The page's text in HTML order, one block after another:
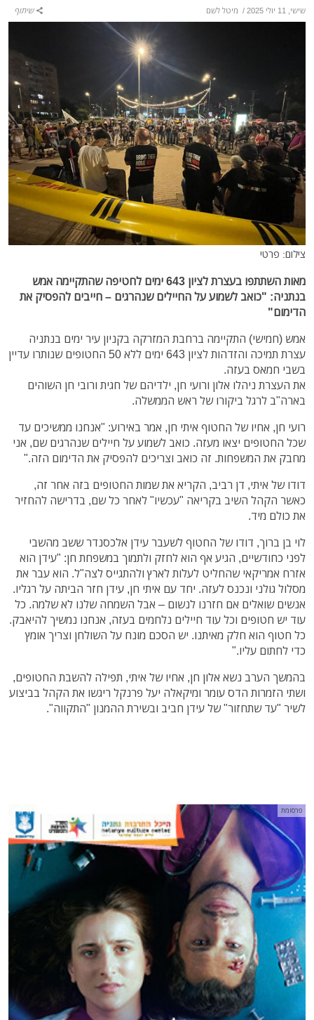
שישי, 11 יולי 2025 / מיטל לשם שיתוף
צילום: פרטי
מאות השתתפו בעצרת לציון 643 ימים לחטיפה שהתקיימה אמש
בנתניה: "כואב לשמוע על החיילים שנהרגים – חייבים להפסיק את
הדימום"
אמש (חמישי) התקיימה ברחבת המזרקה בקניון עיר ימים בנתניה
עצרת תמיכה והזדהות לציון 643 ימים ללא 50 החטופים שנותרו עדיין
בשבי חמאס בעזה.
את העצרת ניהלו אלון ורועי חן, ילדיהם של חגית ורובי חן השוהים
בארה"ב לרגל ביקורו של ראש הממשלה.
רועי חן, אחיו של החטוף איתי חן, אמר באירוע: "אנחנו ממשיכים עד
שכל החטופים יצאו מעזה. כואב לשמוע על חיילים שנהרגים שם, אני
מחבק את המשפחות. זה כואב וצריכים להפסיק את הדימום הזה."
דודו של איתי, דן רביב, הקריא את שמות החטופים בזה אחר זה,
כאשר הקהל השיב בקריאה "עכשיו" לאחר כל שם, בדרישה להחזיר
את כולם מיד.
לוי בן ברוך, דודו של החטוף לשעבר עידן אלכסנדר ששב מהשבי
לפני כחודשיים, הגיע אף הוא לחזק ולתמוך במשפחת חן: "עידן הוא
אזרח אמריקאי שהחליט לעלות לארץ ולהתגייס לצה"ל. הוא עבר את
מסלול גולני ונכנס לעזה. יחד עם איתי חן, עידן חזר הביתה על רגליו.
אנשים שואלים אם חזרנו לנשום – אבל השמחה שלנו לא שלמה. כל
עוד יש חטופים וכל עוד חיילים נלחמים בעזה, אנחנו נמשיך להיאבק.
כל חטוף הוא חלק מאיתנו. יש הסכם מונח על השולחן וצריך אומץ
כדי לחתום עליו."
בהמשך הערב נשא אלון חן, אחיו של איתי, תפילה להשבת החטופים,
ושתי הזמרות הדס עומר ומיקאלה יעל פרנקל ריגשו את הקהל בביצוע
לשיר "עד שתחזור" של עידן חביב ובשירת ההמנון "התקווה".
פרסומת